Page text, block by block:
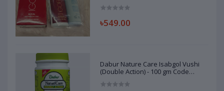
৳549.00
Dabur Nature Care Isabgol Vushi
(Double Action) - 100 gm Code